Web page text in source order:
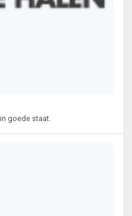
goede staat.